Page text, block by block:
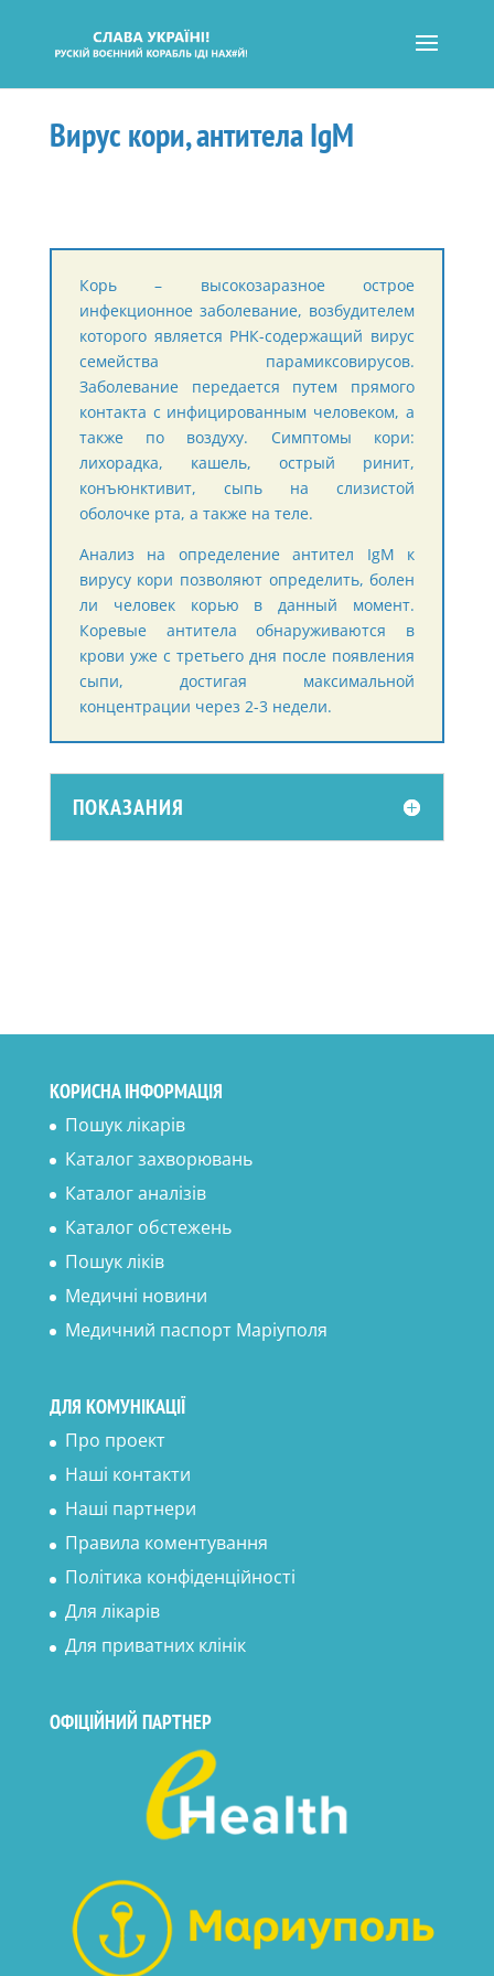
Вирус кори, антитела IgM
Корь – высокозаразное острое
инфекционное заболевание, возбудителем
которого является РНК-содержащий вирус
семейства парамиксовирусов.
Заболевание передается путем прямого
контакта с инфицированным человеком, а
также по воздуху. Симптомы кори:
лихорадка, кашель, острый ринит,
конъюнктивит, сыпь на слизистой
оболочке рта, а также на теле.
Анализ на определение антител IgM к
вирусу кори позволяют определить, болен
ли человек корью в данный момент.
Коревые антитела обнаруживаются в
крови уже с третьего дня после появления
сыпи, достигая максимальной
концентрации через 2-3 недели.
ПОКАЗАНИЯ
КОРИСНА ІНФОРМАЦІЯ
Пошук лікарів
Каталог захворювань
Каталог аналізів
Каталог обстежень
Пошук ліків
Медичні новини
Медичний паспорт Маріуполя
ДЛЯ КОМУНІКАЦІЇ
Про проект
Наші контакти
Наші партнери
Правила коментування
Політика конфіденційності
Для лікарів
Для приватних клінік
ОФІЦІЙНИЙ ПАРТНЕР